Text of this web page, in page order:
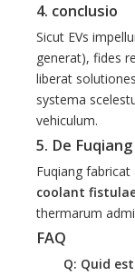
4. conclusio
Sicut EVs
generat), fides
liberat
systema
vehiculum.
5. De Fuqiang
Fuqiang
coolant
thermarum
FAQ
Q: Quid